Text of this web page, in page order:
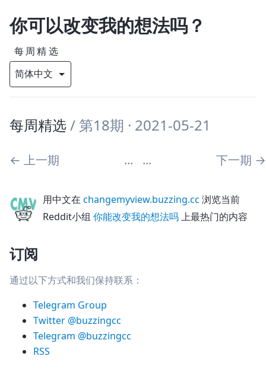
你可以改变我的想法吗？
每周精选
每周精选/ 第18期 · 2021-05-21
← 上一期 ... ... 下一期 →
用中文在 changemyview.buzzing.cc 浏览当前
Reddit小组 你能改变我的想法吗上最热门的内容
订阅
通过以下方式和我们保持联系：
Telegram Group
Twitter @buzzingcc
Telegram @buzzingcc
RSS